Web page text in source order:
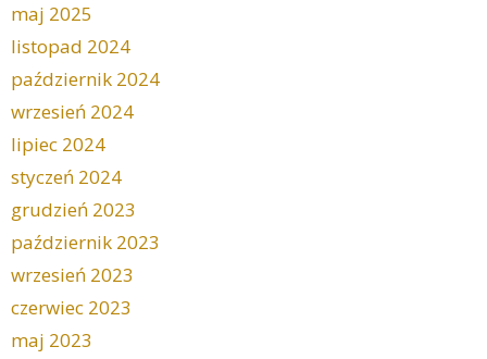
maj 2025
listopad 2024
październik 2024
wrzesień 2024
lipiec 2024
styczeń 2024
grudzień 2023
październik 2023
wrzesień 2023
czerwiec 2023
maj 2023